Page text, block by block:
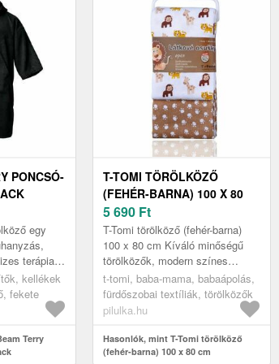
PONCSÓ-
egy
terápia
vízi
kellékek
fekete
Terry
T-TOMI TÖRÖLKÖZŐ
(FEHÉR-BARNA) 100 X 80
CM
5 690 Ft
T-Tomi törölköző (fehér-barna)
100 x 80 cm Kíváló minőségű
törölközők, modern színes
mintával.
t-tomi, baba-mama, babaápolás,
fürdőszobai textíliák, törölközők
pilulka.hu
Hasonlók, mint T-Tomi törölköző
(fehér-barna) 100 x 80 cm